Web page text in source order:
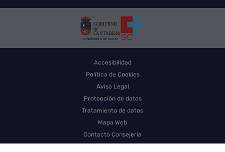
Accesibilidad
Política de Cookies
Aviso Legal
Protección de datos
Tratamiento de datos
Mapa Web
Contacto Consejería